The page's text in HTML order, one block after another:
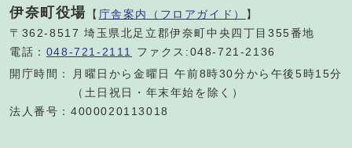
伊奈町役場 【 庁舎案内（フロアガイド） 】
〒362-8517 埼玉県北足立郡伊奈町中央四丁目355番地
電話： 048-721-2111
ファクス:048-721-2136
開庁時間：
月曜日から金曜日 午前8時30分から午後5時15分
（土日祝日・年末年始を除く）
法人番号：4000020113018